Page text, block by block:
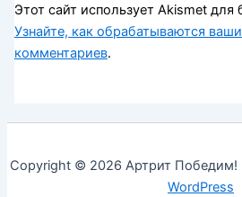
Этот сайт использует Akismet
Узнайте, как обрабатываются
комментариев.
Copyright © 2026 Артрит Победим!
WordPress